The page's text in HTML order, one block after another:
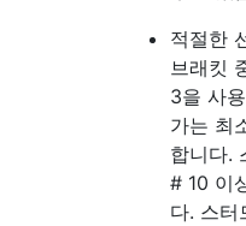
적절한
브래킷
3을 사
가는 최
합니다.
# 10 이
다. 스터